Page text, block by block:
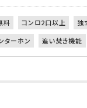
料 コンロ2口以上
独
ターホン
追い焚き機能